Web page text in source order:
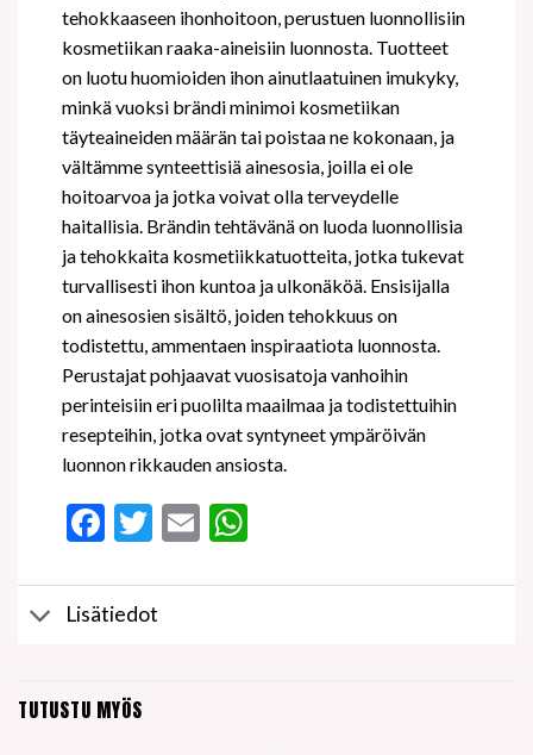
tehokkaaseen ihonhoitoon, perustuen luonnollisiin
kosmetiikan raaka-aineisiin luonnosta. Tuotteet
on luotu huomioiden ihon ainutlaatuinen imukyky,
minkä vuoksi brändi minimoi kosmetiikan
täyteaineiden määrän tai poistaa ne kokonaan, ja
vältämme synteettisiä ainesosia, joilla ei ole
hoitoarvoa ja jotka voivat olla terveydelle
haitallisia. Brändin tehtävänä on luoda luonnollisia
ja tehokkaita kosmetiikkatuotteita, jotka tukevat
turvallisesti ihon kuntoa ja ulkonäköä. Ensisijalla
on ainesosien sisältö, joiden tehokkuus on
todistettu, ammentaen inspiraatiota luonnosta.
Perustajat pohjaavat vuosisatoja vanhoihin
perinteisiin eri puolilta maailmaa ja todistettuihin
resepteihin, jotka ovat syntyneet ympäröivän
luonnon rikkauden ansiosta.
Facebook
Twitter
EmailWhatsApp
Lisätiedot
TUTUSTU MYÖS